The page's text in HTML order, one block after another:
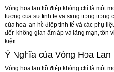
Vòng hoa lan hồ điệp không chỉ là một
tượng của sự tinh tế và sang trọng trong
của hoa lan hồ điệp tinh tế và các phụ
đến không gian ấm áp và lãng mạn, tôn
kiện.
Ý Nghĩa của Vòng Hoa Lan
Vòng hoa lan hồ điệp không chỉ là một